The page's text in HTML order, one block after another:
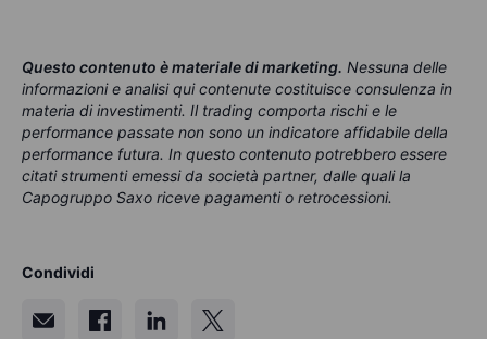
Questo contenuto è materiale di marketing. Nessuna delle
informazioni e analisi qui contenute costituisce consulenza in
materia di investimenti. Il trading comporta rischi e le
performance passate non sono un indicatore affidabile della
performance futura. In questo contenuto potrebbero essere
citati strumenti emessi da società partner, dalle quali la
Capogruppo Saxo riceve pagamenti o retrocessioni.
Condividi